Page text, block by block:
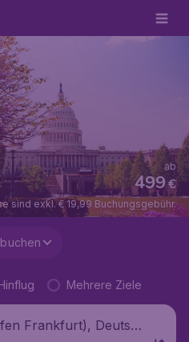
€
499
ab
sind exkl. € 19,99 Buchungsgebühr.
Mehrere Ziele
Frankfurt), Deutsc